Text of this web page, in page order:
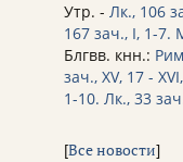
Утр. - Лк., 106
167 зач., I, 1-7.
Блгвв. кнн.:
зач., XV, 17 -
1-10. Лк., 33
[Все новости]